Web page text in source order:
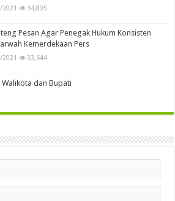
34,805
Pesan Agar Penegak Hukum Konsisten
Kemerdekaan Pers
33,644
dan Bupati